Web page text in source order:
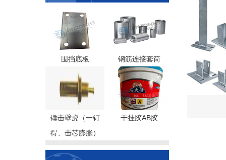
围挡底板 钢筋连接套筒
锤击壁虎（一钉
得、击芯膨胀）
干挂胶AB胶